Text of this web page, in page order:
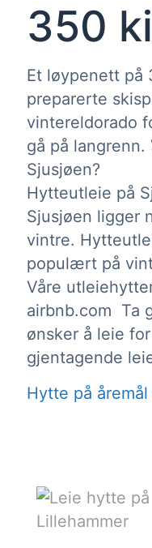
350
Et løypenett på
preparerte
vintereldorado
gå på
Sjusjøen?
Hytteutleie på
Sjusjøen ligger
vintre.
populært på
Våre
airbnb.com Ta
ønsker å leie
gjentagende
Hytte på